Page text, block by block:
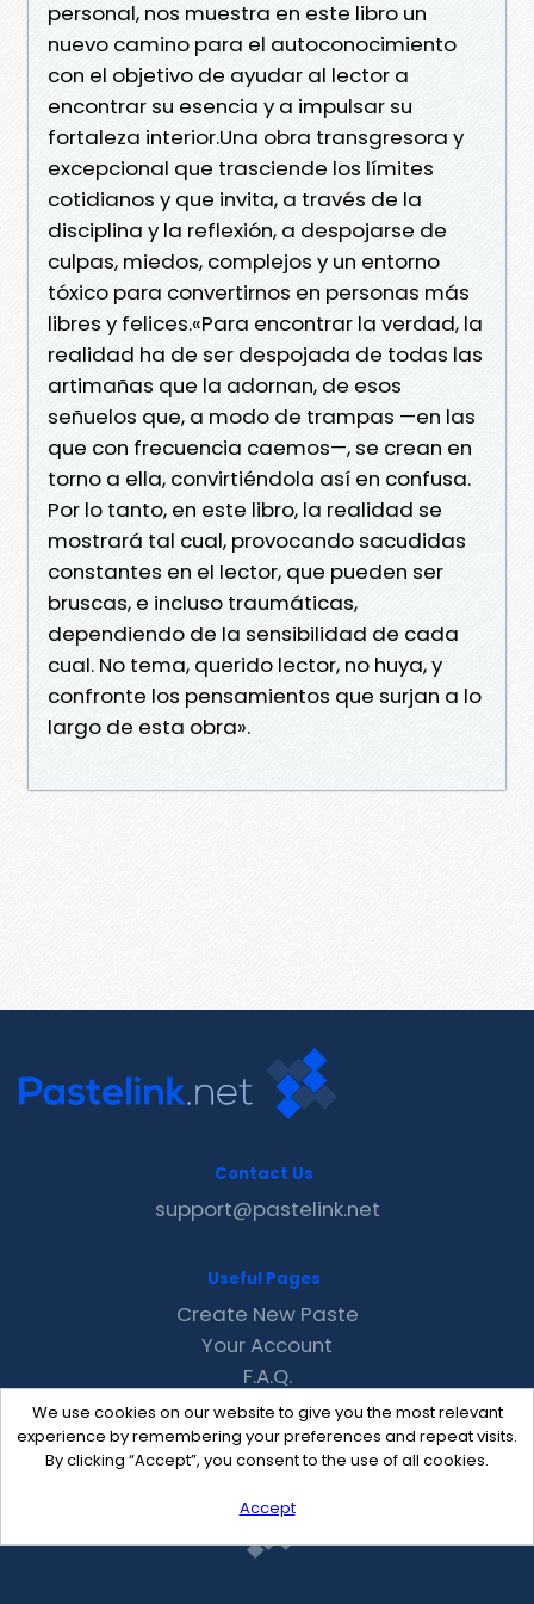
personal, nos muestra en este libro un
nuevo camino para el autoconocimiento
con el objetivo de ayudar al lector a
encontrar su esencia y a impulsar su
fortaleza interior.Una obra transgresora y
excepcional que trasciende los límites
cotidianos y que invita, a través de la
disciplina y la reflexión, a despojarse de
culpas, miedos, complejos y un entorno
tóxico para convertirnos en personas más
libres y felices.«Para encontrar la verdad, la
realidad ha de ser despojada de todas las
artimañas que la adornan, de esos
señuelos que, a modo de trampas —en las
que con frecuencia caemos—, se crean en
torno a ella, convirtiéndola así en confusa.
Por lo tanto, en este libro, la realidad se
mostrará tal cual, provocando sacudidas
constantes en el lector, que pueden ser
bruscas, e incluso traumáticas,
dependiendo de la sensibilidad de cada
cual. No tema, querido lector, no huya, y
confronte los pensamientos que surjan a lo
largo de esta obra».
We use cookies on our website to give you the most relevant
experience by remembering your preferences and repeat visits.
By clicking “Accept”, you consent to the use of all cookies.
Accept
Contact Us
support@pastelink.net
Useful Pages
Create New Paste
Your Account
F.A.Q.
Recent
Contact